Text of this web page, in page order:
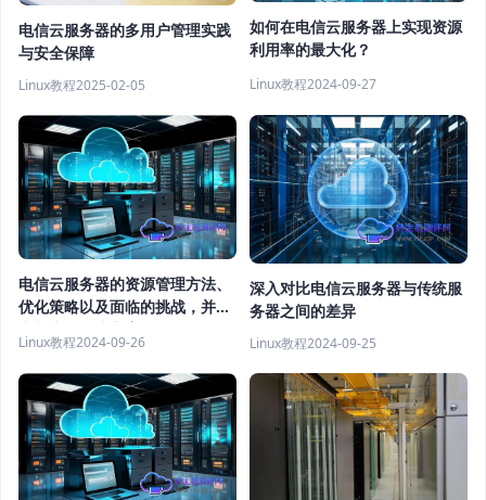
电信云服务器的多用户管理实践
与安全保障
Linux教程2025-02-05
如何在电信云服务器上实现资源
利用率的最大化？
Linux教程2024-09-27
电信云服务器的资源管理方法、
优化策略以及面临的挑战，并提
出相应的解决方案
Linux教程2024-09-26
深入对比电信云服务器与传统服
务器之间的差异
Linux教程2024-09-25